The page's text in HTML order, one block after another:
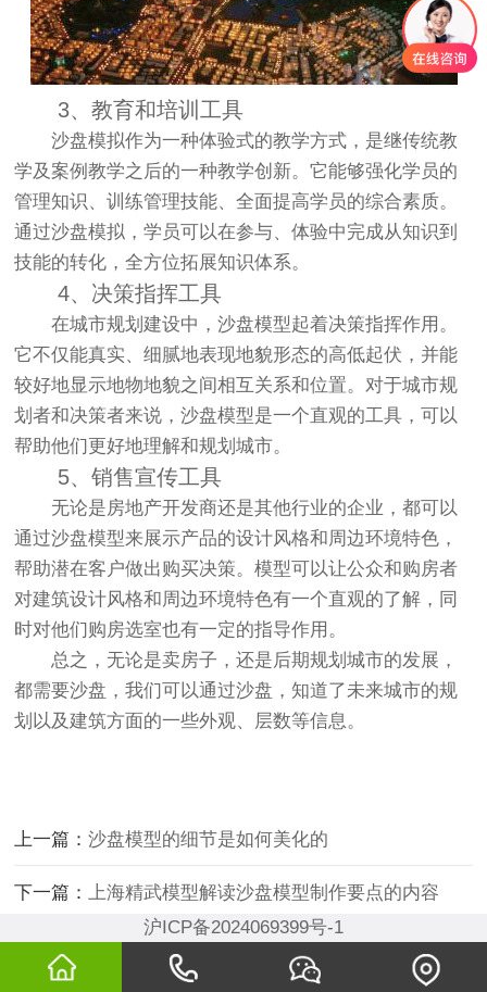
3、教育和培训工具
沙盘模拟作为一种体验式的教学方式，是继传统教
学及案例教学之后的一种教学创新。它能够强化学员的
管理知识、训练管理技能、全面提高学员的综合素质。
通过沙盘模拟，学员可以在参与、体验中完成从知识到
技能的转化，全方位拓展知识体系。
4、决策指挥工具
在城市规划建设中，沙盘模型起着决策指挥作用。
它不仅能真实、细腻地表现地貌形态的高低起伏，并能
较好地显示地物地貌之间相互关系和位置。对于城市规
划者和决策者来说，沙盘模型是一个直观的工具，可以
帮助他们更好地理解和规划城市。
5、销售宣传工具
无论是房地产开发商还是其他行业的企业，都可以
通过沙盘模型来展示产品的设计风格和周边环境特色，
帮助潜在客户做出购买决策。模型可以让公众和购房者
对建筑设计风格和周边环境特色有一个直观的了解，同
时对他们购房选室也有一定的指导作用。
总之，无论是卖房子，还是后期规划城市的发展，
都需要沙盘，我们可以通过沙盘，知道了未来城市的规
划以及建筑方面的一些外观、层数等信息。
上一篇：沙盘模型的细节是如何美化的
下一篇：上海精武模型解读沙盘模型制作要点的内容
沪ICP备2024069399号-1